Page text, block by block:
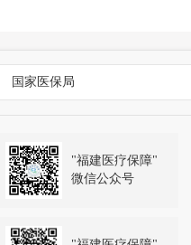
国家医保局
"福建医疗保障"
微信公众号